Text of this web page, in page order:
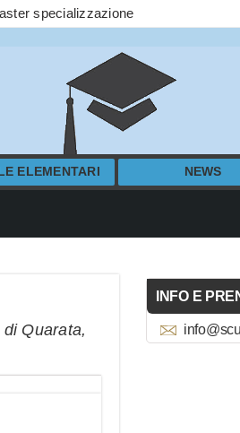
specializzazione
ELEMENTARI NEWS
Quarata,
INFO E